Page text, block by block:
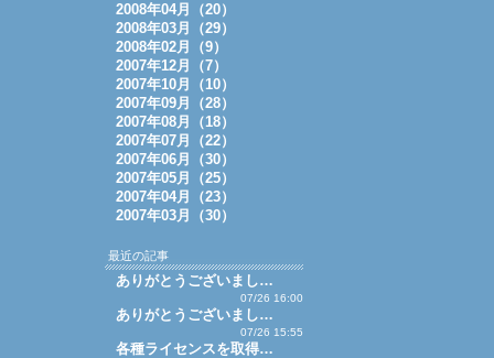
2008年04月（20）
2008年03月（29）
2008年02月（9）
2007年12月（7）
2007年10月（10）
2007年09月（28）
2007年08月（18）
2007年07月（22）
2007年06月（30）
2007年05月（25）
2007年04月（23）
2007年03月（30）
最近の記事
ありがとうございまし…
07/26 16:00
ありがとうございまし…
07/26 15:55
各種ライセンスを取得…